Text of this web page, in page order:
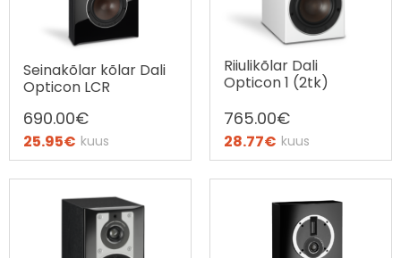
Seinakõlar kõlar Dali
Opticon LCR
Ostax järelmaks
25.95€ kuus
690.00€
Riiulikõlar Dali
Opticon 1 (2tk)
Ostax järelmaks
28.77€ kuus
765.00€